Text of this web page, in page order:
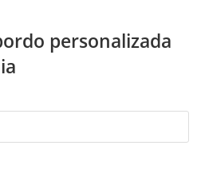
personalizada